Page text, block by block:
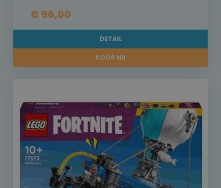
€ 56,00
DETAIL
KOOP NU